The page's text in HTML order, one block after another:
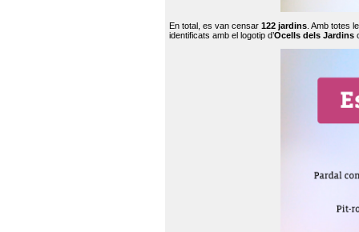
En total, es van censar 122 jardins . Amb totes
identificats amb el logotip d’Ocells dels Jardins